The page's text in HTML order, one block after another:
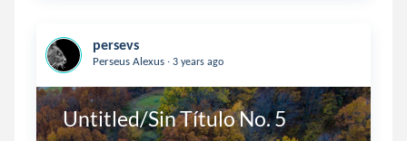
persevs
Perseus Alexus . 3 years ago
Untitled/Sin Título No. 5